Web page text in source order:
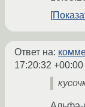
Ответ на:
17:20:32 +00:00